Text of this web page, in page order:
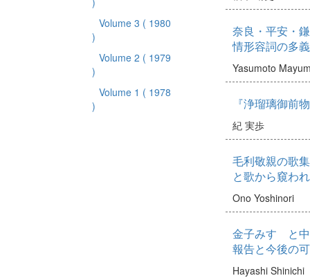
Volume 3 ( 1980
)
Volume 2 ( 1979
)
Volume 1 ( 1978
)
奈良・平安・
情形容詞の多
Yasumoto
『浄瑠璃御前
紀 実歩
毛利敬親の歌
と歌から窺わ
Ono Yoshinori
金子みすゞと
報告と今後の
Hayashi Shinichi